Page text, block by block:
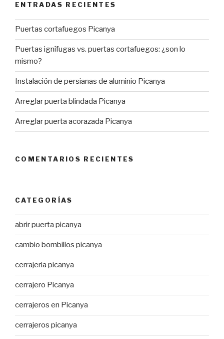
ENTRADAS RECIENTES
Puertas cortafuegos Picanya
Puertas ignífugas vs. puertas cortafuegos: ¿son lo
mismo?
Instalación de persianas de aluminio Picanya
Arreglar puerta blindada Picanya
Arreglar puerta acorazada Picanya
COMENTARIOS RECIENTES
CATEGORÍAS
abrir puerta picanya
cambio bombillos picanya
cerrajeria picanya
cerrajero Picanya
cerrajeros en Picanya
cerrajeros picanya